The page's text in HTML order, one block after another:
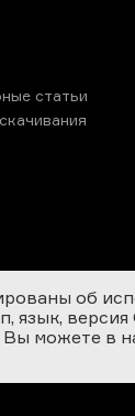
статьи
об
язык, версия
можете в